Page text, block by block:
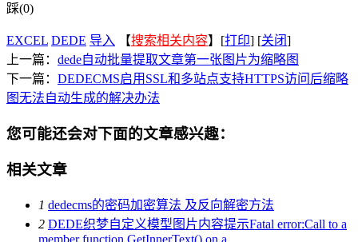
踩(0)
EXCEL DEDE 导入 【搜索相关内容】[打印] [关闭]
上一篇： dede自动批量提取文章第一张图片为缩略图
下一篇： DEDECMS启用SSL和多站点支持HTTPS访问后缩略
图无法自动生成的解决办法
您可能还会对下面的文章感兴趣：
相关文章
1 dedecms的密码加密算法 及反向解密方法
2 DEDE织梦自定义模型图片内容提示Fatal error:Call to a
member function GetInnerText() on a